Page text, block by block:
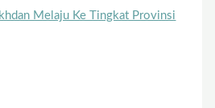
Melaju Ke Tingkat Provinsi